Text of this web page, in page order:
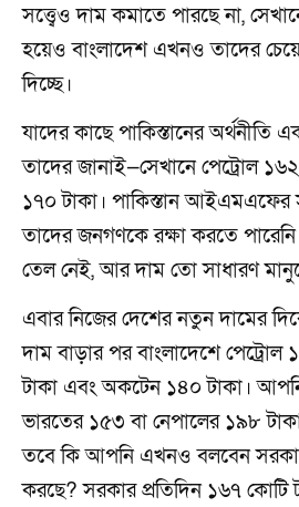
সত্ত্বেও দাম কমাতে পারছে না,
হয়েও বাংলাদেশ এখনও তাদের
দিচ্ছে।
যাদের কাছে পাকিস্তানের
তাদের জানাই—সেখানে পেট্রোল
১৭০ টাকা। পাকিস্তান আইএমএফের
তাদের জনগণকে রক্ষা করতে
তেল নেই, আর দাম তো সাধারণ
এবার নিজের দেশের নতুন দামের
দাম বাড়ার পর বাংলাদেশে
টাকা এবং অকটেন ১৪০ টাকা।
ভারতের ১৫৩ বা নেপালের ১৯৮
তবে কি আপনি এখনও বলবেন
করছে? সরকার প্রতিদিন ১৬৭ কোটি